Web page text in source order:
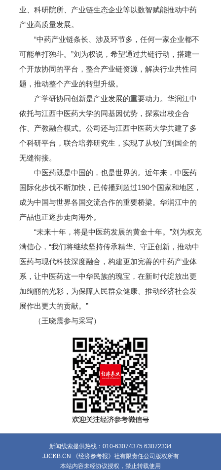
业、科研院所、产业链生态企业等以数智赋能推动中药
产业高质量发展。
“中药产业链条长、涉及环节多，任何一家企业都不
可能单打独斗。”刘为权说，希望通过共链行动，搭建一
个开放协同的平台，整合产业链资源，解决行业共性问
题，推动整个产业的转型升级。
产学研协同创新是产业发展的重要动力。华润江中
依托与江西中医药大学的同基因优势，探索出校企合
作、产教融合模式。公司还与江西中医药大学共建了多
个科研平台，联合培养研究生，实现了从校门到国企的
无缝衔接。
中医药既是中国的，也是世界的。近年来，中医药
国际化步伐不断加快，已传播到超过190个国家和地区，
成为中国与世界各国交流合作的重要桥梁。华润江中的
产品也正逐步走向海外。
“未来十年，将是中医药发展的黄金十年。”刘为权充
满信心，“我们将继续坚持传承精华、守正创新，推动中
医药与现代科技深度融合，构建更加完善的中药产业体
系，让中医药这一中华民族的瑰宝，在新时代绽放出更
加绚丽的光彩，为保障人民群众健康、推动经济社会发
展作出更大的贡献。”
（王晓震参与采写）
新闻线索提供热线：010-63074375 63072334
JJCKB.CN 《经济参考报》社有限责任公司版权所有
本站内容未经协议授权，禁止转载使用